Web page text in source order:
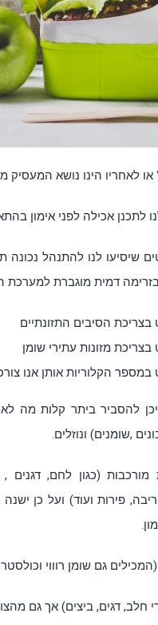
לאחריו הינו נושא המעסיק
לתכנן אכילה לפני אימון
3 עקרונות פשוטים שיסיעו לנו
דמית מוגברת למערכת
בצריכת הסיבים התזונתיים
מזונות עתירי שומן
במספר הקלוריות אותן אנו
להסביר ביתר קלות מה
,שומנים) ונוזלים.
(כגון לחם, דגנים
פירות ועוד) ועל כן ישנה
גם שומן רוווי
חלב, דגים, ביצים) אך גם